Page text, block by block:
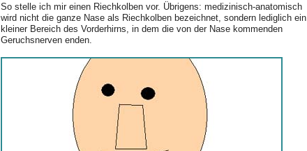
So stelle ich mir einen Riechkolben vor. Übrigens: medizinisch-anatomisch
wird nicht die ganze Nase als Riechkolben bezeichnet, sondern lediglich ein
kleiner Bereich des Vorderhirns, in dem die von der Nase kommenden
Geruchsnerven enden.